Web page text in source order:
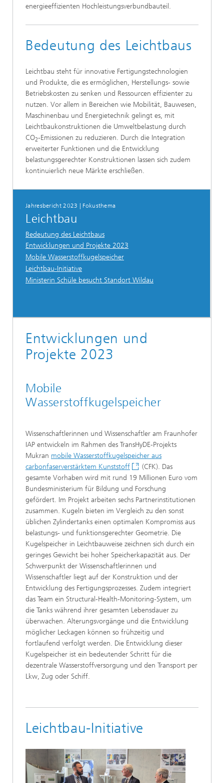
energieeffizienten Hochleistungsverbundbauteil.
Bedeutung des Leichtbaus
Leichtbau steht für innovative Fertigungstechnologien
und Produkte, die es ermöglichen, Herstellungs- sowie
Betriebskosten zu senken und Ressourcen effizienter zu
nutzen. Vor allem in Bereichen wie Mobilität, Bauwesen,
Maschinenbau und Energietechnik gelingt es, mit
Leichtbaukonstruktionen die Umweltbelastung durch
CO2-Emissionen zu reduzieren. Durch die Integration
erweiterter Funktionen und die Entwicklung
belastungsgerechter Konstruktionen lassen sich zudem
kontinuierlich neue Märkte erschließen.
Jahresbericht 2023 | Fokusthema
Leichtbau
Bedeutung des Leichtbaus
Entwicklungen und Projekte 2023
Mobile Wasserstoffkugelspeicher
Leichtbau-Initiative
Ministerin Schüle besucht Standort Wildau
Entwicklungen und
Projekte 2023
Mobile
Wasserstoffkugelspeicher
Wissenschaftlerinnen und Wissenschaftler am Fraunhofer
IAP entwickeln im Rahmen des TransHyDE-Projekts
Mukran mobile Wasserstoffkugelspeicher aus
carbonfaserverstärktem Kunststoff
(CFK). Das
gesamte Vorhaben wird mit rund 19 Millionen Euro vom
Bundesministerium für Bildung und Forschung
gefördert. Im Projekt arbeiten sechs Partnerinstitutionen
zusammen. Kugeln bieten im Vergleich zu den sonst
üblichen Zylindertanks einen optimalen Kompromiss aus
belastungs- und funktionsgerechter Geometrie. Die
Kugelspeicher in Leichtbauweise zeichnen sich durch ein
geringes Gewicht bei hoher Speicherkapazität aus. Der
Schwerpunkt der Wissenschaftlerinnen und
Wissenschaftler liegt auf der Konstruktion und der
Entwicklung des Fertigungsprozesses. Zudem integriert
das Team ein Structural-Health-Monitoring-System, um
die Tanks während ihrer gesamten Lebensdauer zu
überwachen. Alterungsvorgänge und die Entwicklung
möglicher Leckagen können so frühzeitig und
fortlaufend verfolgt werden. Die Entwicklung dieser
Kugelspeicher ist ein bedeutender Schritt für die
dezentrale Wasserstoffversorgung und den Transport per
Lkw, Zug oder Schiff.
Leichtbau-Initiative